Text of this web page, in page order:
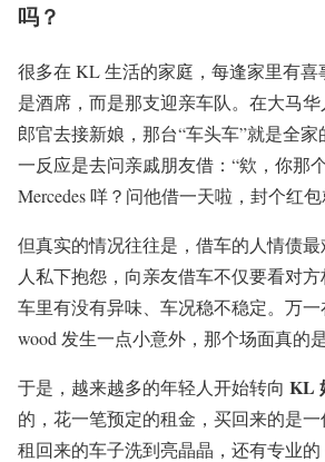
吗？
很多在 KL 生活的家庭，每逢家里有喜
是酒席，而是那支迎亲车队。在大马
郎官去接新娘，那台“车头车”就是全
一反应是去问亲戚朋友借：“欸，你那
Mercedes 咩？问他借一天啦，封个红
但真实的情况往往是，借车的人情债
人私下抱怨，向亲友借车不仅要看对
车里有没有异味、车况稳不稳定。万一
wood 发生一点小意外，那个场面真的
于是，越来越多的年轻人开始转向 KL
的，花一笔预定的租金，买回来的是一
租回来的车子洗到亮晶晶，还有专业的